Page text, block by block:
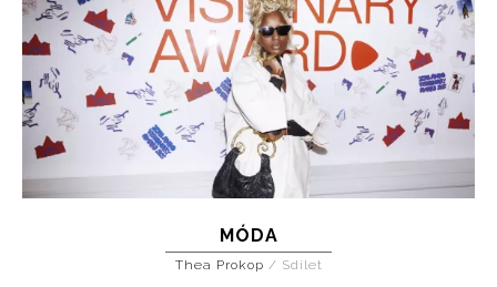
INFORMACE
REDAKCE
MÓDA
Thea Prokop / Sdílet